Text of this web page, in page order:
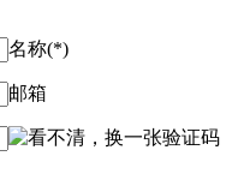
名称(*)
邮箱
验证码